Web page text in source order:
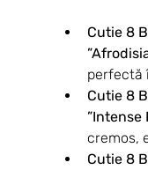
Cutie 8
perfectă
Cutie 8
”Intense
cremos,
Cutie 8